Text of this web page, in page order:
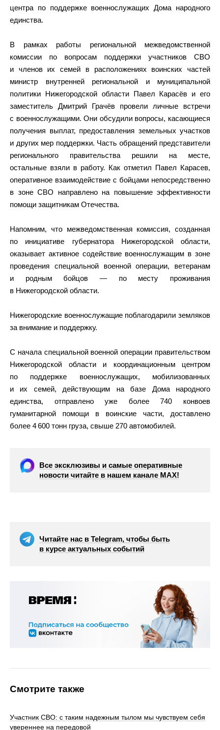
центра по поддержке военнослужащих Дома народного
единства.
В рамках работы региональной межведомственной
комиссии по вопросам поддержки участников СВО
и членов их семей в расположениях воинских частей
министр внутренней региональной и муниципальной
политики Нижегородской области Павел Карасёв и его
заместитель Дмитрий Грачёв провели личные встречи
с военнослужащими. Они обсудили вопросы, касающиеся
получения выплат, предоставления земельных участков
и других мер поддержки. Часть обращений представители
регионального правительства решили на месте,
остальные взяли в работу. Как отметил Павел Карасев,
оперативное взаимодействие с бойцами непосредственно
в зоне СВО направлено на повышение эффективности
помощи защитникам Отечества.
Напомним, что межведомственная комиссия, созданная
по инициативе губернатора Нижегородской области,
оказывает активное содействие военнослужащим в зоне
проведения специальной военной операции, ветеранам
и родным бойцов — по месту проживания
в Нижегородской области.
Нижегородские военнослужащие поблагодарили земляков
за внимание и поддержку.
С начала специальной военной операции правительством
Нижегородской области и координационным центром
по поддержке военнослужащих, мобилизованных
и их семей, действующим на базе Дома народного
единства, отправлено уже более 740 конвоев
гуманитарной помощи в воинские части, доставлено
более 4 600 тонн груза, свыше 270 автомобилей.
Все эксклюзивы и самые оперативные
новости читайте в нашем канале МАХ!
Читайте нас в Telegram, чтобы быть
в курсе актуальных событий
Смотрите также
Участник СВО: с таким надежным тылом мы чувствуем себя
увереннее на передовой